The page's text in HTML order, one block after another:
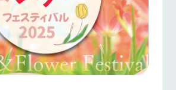
トラ
産品を
した料
を振
ショップ
／お買い
物
丹精込めて育て
た生産品をはじ
牧場マッ
プ
牧場マップのダ
ウンロード
料請求
料DL
レストラン/BBQ フラワーガーデン